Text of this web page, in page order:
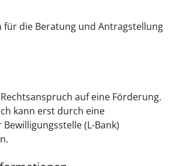
für die Beratung und Antragstellung
auf eine Förderung.
kann erst durch eine
(L-Bank)